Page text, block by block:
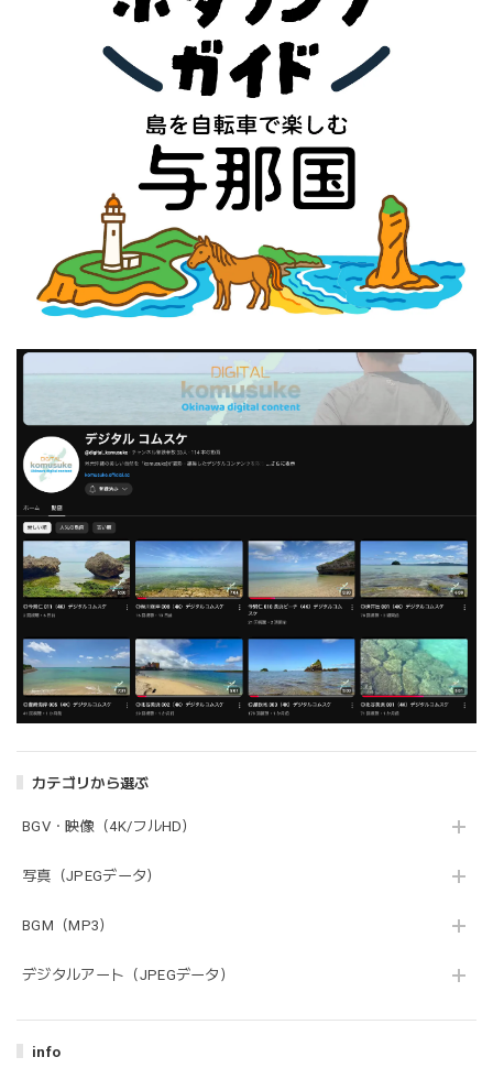
カテゴリから選ぶ
BGV・映像（4K/フルHD）
写真（JPEGデータ）
BGM（MP3）
デジタルアート（JPEGデータ）
info